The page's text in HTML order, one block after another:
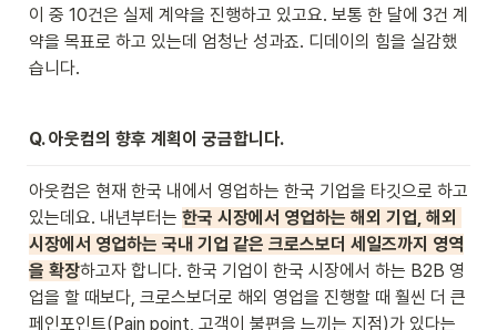
이 중 10건은 실제 계약을 진행하고 있고요. 보통 한 달에 3건 계
약을 목표로 하고 있는데 엄청난 성과죠. 디데이의 힘을 실감했
습니다.
Q. 아웃컴의 향후 계획이 궁금합니다.
아웃컴은 현재 한국 내에서 영업하는 한국 기업을 타깃으로 하고
있는데요. 내년부터는 한국 시장에서 영업하는 해외 기업, 해외
시장에서 영업하는 국내 기업 같은 크로스보더 세일즈까지 영역
을 확장하고자 합니다. 한국 기업이 한국 시장에서 하는 B2B 영
업을 할 때보다, 크로스보더로 해외 영업을 진행할 때 훨씬 더 큰
페인포인트(Pain point, 고객이 불편을 느끼는 지점)가 있다는